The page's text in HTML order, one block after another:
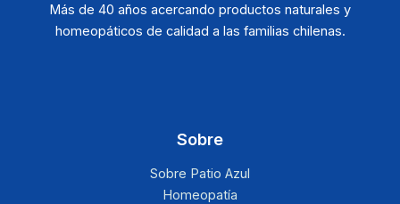
Más de 40 años acercando productos naturales y
homeopáticos de calidad a las familias chilenas.
Sobre
Sobre Patio Azul
Homeopatía